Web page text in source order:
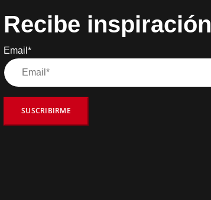
Recibe inspiración
Email*
SUSCRIBIRME